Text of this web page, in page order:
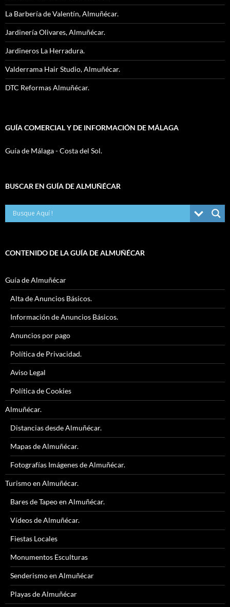
La Barbería de Valentín, Almuñécar.
Jardinería Olivares, Almuñécar.
Jardineros La Herradura.
Valderrama Hair Studio, Almuñécar.
DTC Reformas Almuñécar.
GUÍA COMERCIAL Y DE INFORMACIÓN DE MÁLAGA
Guía de Málaga - Costa del Sol.
BUSCAR EN GUÍA DE ALMUÑÉCAR
CONTENIDO DE LA GUÍA DE ALMUÑÉCAR
Guía de Almuñécar
Alta de Anuncios Básicos.
Información de Anuncios Básicos.
Anuncios por pago
Política de Privacidad.
Aviso Legal
Política de Cookies
Almuñécar.
Distancias desde Almuñécar.
Mapas de Almuñécar.
Fotografías Imágenes de Almuñécar.
Turismo en Almuñécar.
Bares de Tapeo en Almuñécar.
Vídeos de Almuñécar.
Fiestas Locales
Monumentos Esculturas
Senderismo en Almuñécar
Playas de Almuñécar